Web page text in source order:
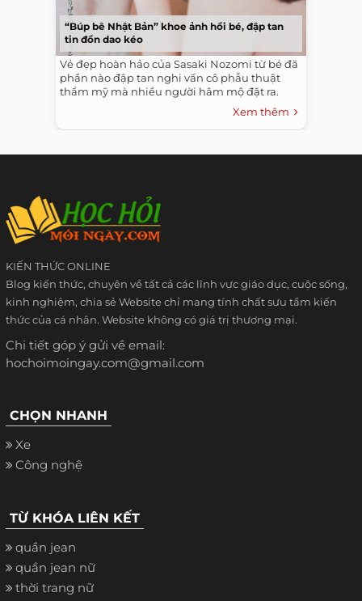
“Búp bê Nhật Bản” khoe ảnh hồi bé, đập tan
tin đồn dao kéo
Vẻ đẹp hoàn hảo của Sasaki Nozomi từ bé đã
phần nào đập tan nghi vấn cô phẫu thuật
thẩm mỹ mà nhiều người hâm mộ đặt ra.
Xem thêm
KIẾN THỨC ONLINE
Blog kiến thức, chuyên về tất cả các lĩnh vực giáo dục, cuộc sống,
kinh nghiệm, chia sẻ Website chỉ mang tính chất sưu tầm kiến
thức của cá nhân. Website không có giá trị thương mại.
Chi tiết góp ý gửi về email:
hochoimoingay.com@gmail.com
CHỌN NHANH
Xe
Công nghệ
TỪ KHÓA LIÊN KẾT
quần jean
quần jean nữ
thời trang nữ